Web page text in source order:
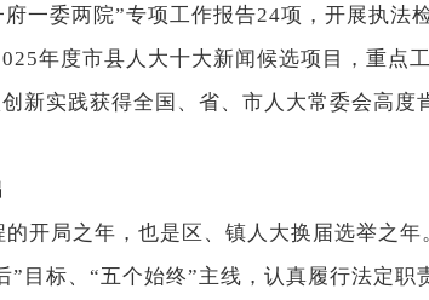
一委两院”专项工作报告24项，开展执法
年度市县人大十大新闻候选项目，重点
新实践获得全国、省、市人大常委会高度
局之年，也是区、镇人大换届选举之年
目标、“五个始终”主线，认真履行法定职